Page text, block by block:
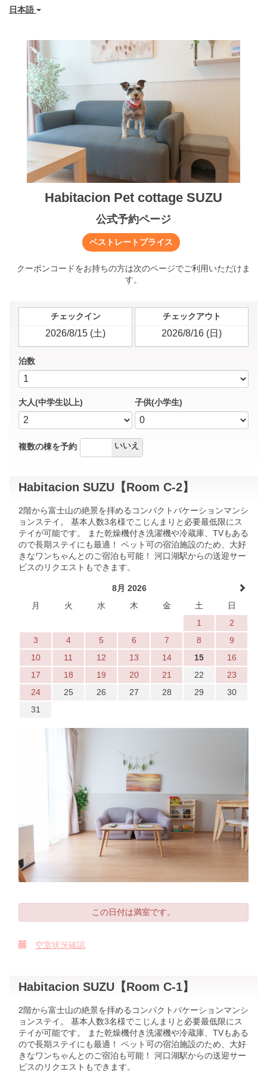
日本語
Habitacion Pet cottage SUZU
公式予約ページ
ベストレートプライス
クーポンコードをお持ちの方は次のページでご利用いただけま
す。
チェックイン チェックアウト
泊数
大人(中学生以上) 子供(小学生)
複数の棟を予約
はい いいえ
Habitacion SUZU【Room C-2】
2階から富士山の絶景を拝めるコンパクトバケーションマンシ
ョンステイ。 基本人数3名様でこじんまりと必要最低限にス
テイが可能です。 また乾燥機付き洗濯機や冷蔵庫、TVもある
ので長期ステイにも最適！ ペット可の宿泊施設のため、大好
きなワンちゃんとのご宿泊も可能！ 河口湖駅からの送迎サー
ビスのリクエストもできます。
8月 2026
月
火 水 木 金 土
日
1
2
3
4 5 6 7 8
9
10
11 12 13 14 15
16
17
18 19 20 21 22
23
24
25 26 27 28 29
30
31
この日付は満室です。
空室状況確認
Habitacion SUZU【Room C-1】
2階から富士山の絶景を拝めるコンパクトバケーションマンシ
ョンステイ。 基本人数3名様でこじんまりと必要最低限にス
テイが可能です。 また乾燥機付き洗濯機や冷蔵庫、TVもある
ので長期ステイにも最適！ ペット可の宿泊施設のため、大好
きなワンちゃんとのご宿泊も可能！ 河口湖駅からの送迎サー
ビスのリクエストもできます。